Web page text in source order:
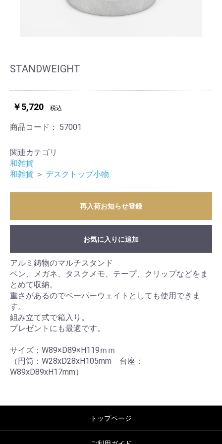
STANDWEIGHT
￥5,720 税込
商品コード： 57001
関連カテゴリ
和雑貨
和雑貨 ＞ デスクトップ小物
再入荷お知らせ登録
お気に入りに追加
アルミ鋳物のマルチスタンド
ペン、メガネ、タスクメモ、テープ、クリップなどをま
とめて収納。
重さがあるのでペーパーウェイトとしても使用できま
す。
組み立て式で箱入り。
プレゼントにも最適です。
サイズ：W89×D89×H119ｍｍ
（円筒：W28xD28xH105mm 台座：
W89xD89xH17mm）
トップページ